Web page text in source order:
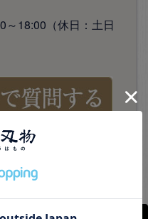
～18:00（休日：土日